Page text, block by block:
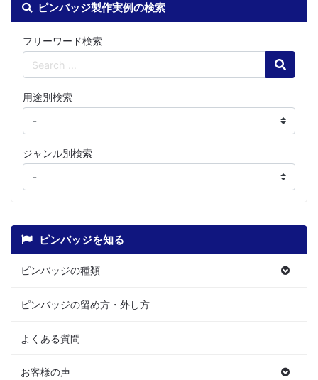
ピンバッジ製作実例の検索
フリーワード検索
Search
用途別検索
ジャンル別検索
ピンバッジを知る
ピンバッジの種類
ピンバッジの留め方・外し方
よくある質問
お客様の声